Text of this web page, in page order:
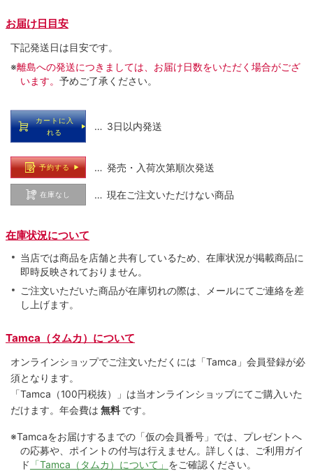
お届け日目安
下記発送日は目安です。
※離島への発送につきましては、お届け日数をいただく場合がござ
います。 予めご了承ください。
カートに入
れる
… 3日以内発送
予約する … 発売・入荷次第順次発送
在庫なし … 現在ご注文いただけない商品
在庫状況について
当店では商品を店舗と共有しているため、在庫状況が掲載商品に
即時反映されておりません。
ご注文いただいた商品が在庫切れの際は、メールにてご連絡を差
し上げます。
Tamca（タムカ）について
オンラインショップでご注⽂いただくには「Tamca」会員登録が必
須となります。
「Tamca （100円税抜）
」は当オンラインショップにてご購⼊いた
だけます。 年会費は 無料 です。
※Tamcaをお届けするまでの「仮の会員番号」では、プレゼントへ
の応募や、ポイントの付与は⾏えません。詳しくは、ご利⽤ガイ
ド 「Tamca（タムカ）について」 をご確認ください。